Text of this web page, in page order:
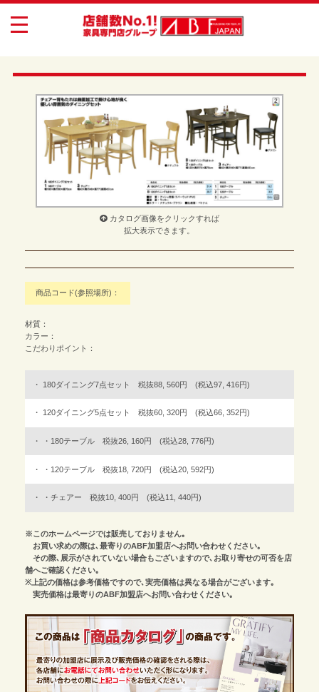
toggle
navigation
カタログ画像をクリックすれば
拡大表示できます。
商品コード(参照場所)：
材質：
カラー：
こだわりポイント：
180ダイニング7点セット 税抜88, 560円 (税込97, 416円)
120ダイニング5点セット 税抜60, 320円 (税込66, 352円)
・180テーブル 税抜26, 160円 (税込28, 776円)
・120テーブル 税抜18, 720円 (税込20, 592円)
・チェアー 税抜10, 400円 (税込11, 440円)
※このホームページでは販売しておりません｡
お買い求めの際は､最寄りのABF加盟店へお問い合わせください｡
その際､展示がされていない場合もございますので､お取り寄せの可否を店
舗へご確認ください｡
※上記の価格は参考価格ですので､実売価格は異なる場合がございます｡
実売価格は最寄りのABF加盟店へお問い合わせください｡